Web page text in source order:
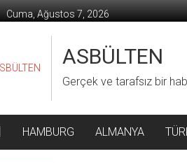
Cuma, Ağustos 7, 2026
ASBÜLTEN
Gerçek ve tarafsız bir
HAMBURG ALMANYA